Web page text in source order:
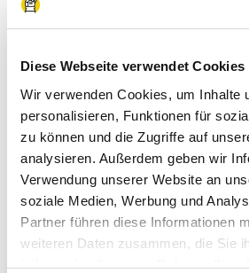
Diese Webseite verwendet Cookies
Wir verwenden Cookies, um Inhalte
personalisieren, Funktionen für
zu können und die Zugriffe auf
analysieren. Außerdem geben wir
Verwendung unserer Website an
soziale Medien, Werbung und
Partner führen diese Informationen
weiteren Daten zusammen, die Sie
haben oder die sie im Rahmen Ihrer
In deinem Profil kannst du
ein Unternehmen annimmt,